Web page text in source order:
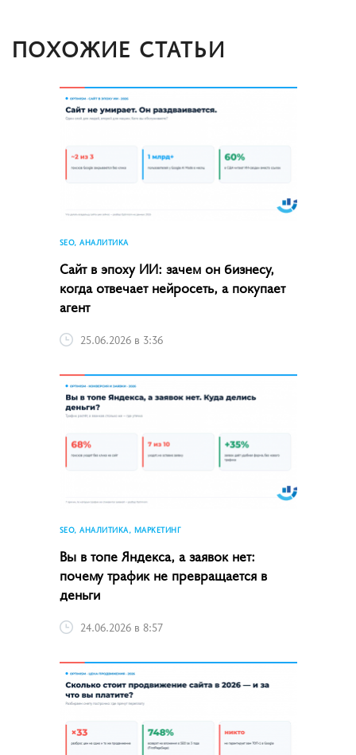
ПОХОЖИЕ СТАТЬИ
SEO, АНАЛИТИКА
Сайт в эпоху ИИ: зачем он бизнесу,
когда отвечает нейросеть, а покупает
агент
25.06.2026 в 3:36
SEO, АНАЛИТИКА, МАРКЕТИНГ
Вы в топе Яндекса, а заявок нет:
почему трафик не превращается в
деньги
24.06.2026 в 8:57